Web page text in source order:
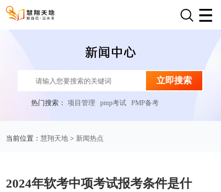
立即搜索
热门搜索：项目管理 pmp考试 PMP备考
当前位置： 慧翔天地> 新闻热点
2024年软考中项考试报考条件是什